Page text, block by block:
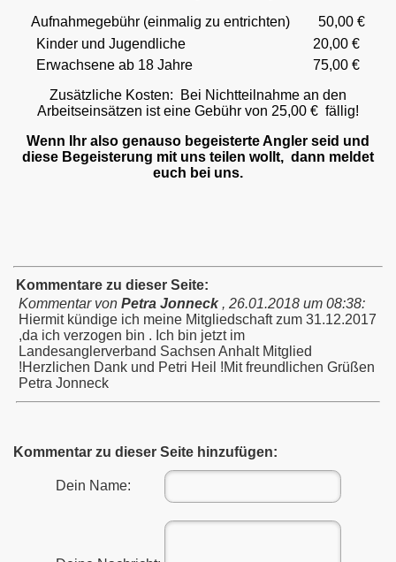
Aufnahmegebühr (einmalig zu entrichten) 50,00 €
Kinder und Jugendliche 20,00 €
Erwachsene ab 18 Jahre 75,00 €
Zusätzliche Kosten: Bei Nichtteilnahme an den
Arbeitseinsätzen ist eine Gebühr von 25,00 € fällig!
Wenn Ihr also genauso begeisterte Angler seid und
diese Begeisterung mit uns teilen wollt, dann meldet
euch bei uns.
Kommentare zu dieser Seite:
Kommentar von Petra Jonneck , 26.01.2018 um 08:38:
Hiermit kündige ich meine Mitgliedschaft zum 31.12.2017
,da ich verzogen bin . Ich bin jetzt im
Landesanglerverband Sachsen Anhalt Mitglied
!Herzlichen Dank und Petri Heil !Mit freundlichen Grüßen
Petra Jonneck
Kommentar zu dieser Seite hinzufügen:
Dein Name: